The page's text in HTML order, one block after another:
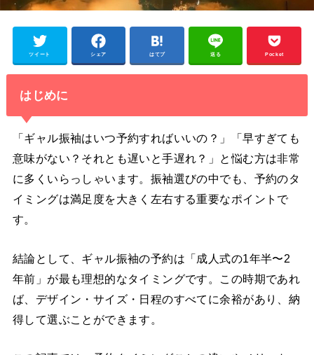
ツイート シェア はてブ 送る Pocket
はじめに
「ギャル振袖はいつ予約すればいいの？」「早すぎても
意味がない？それとも遅いと手遅れ？」と悩む方は非常
に多くいらっしゃいます。振袖選びの中でも、予約のタ
イミングは満足度を大きく左右する重要なポイントで
す。
結論として、ギャル振袖の予約は「成人式の1年半〜2
年前」が最も理想的なタイミングです。この時期であれ
ば、デザイン・サイズ・日程のすべてに余裕があり、納
得して選ぶことができます。